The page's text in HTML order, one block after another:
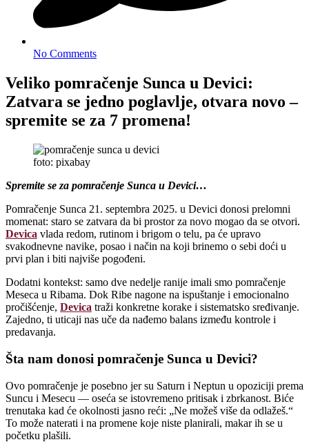
No Comments
Veliko pomračenje Sunca u Devici:
Zatvara se jedno poglavlje, otvara novo –
spremite se za 7 promena!
foto: pixabay
Spremite se za pomračenje Sunca u Devici…
Pomračenje Sunca 21. septembra 2025. u Devici donosi prelomni
momenat: staro se zatvara da bi prostor za novo mogao da se otvori.
Devica vlada redom, rutinom i brigom o telu, pa će upravo
svakodnevne navike, posao i način na koji brinemo o sebi doći u
prvi plan i biti najviše pogođeni.
Dodatni kontekst: samo dve nedelje ranije imali smo pomračenje
Meseca u Ribama. Dok Ribe nagone na ispuštanje i emocionalno
pročišćenje, Devica traži konkretne korake i sistematsko sređivanje.
Zajedno, ti uticaji nas uče da nađemo balans između kontrole i
predavanja.
Šta nam donosi pomračenje Sunca u Devici?
Ovo pomračenje je posebno jer su Saturn i Neptun u opoziciji prema
Suncu i Mesecu — oseća se istovremeno pritisak i zbrkanost. Biće
trenutaka kad će okolnosti jasno reći: „Ne možeš više da odlažeš.“
To može naterati i na promene koje niste planirali, makar ih se u
početku plašili.